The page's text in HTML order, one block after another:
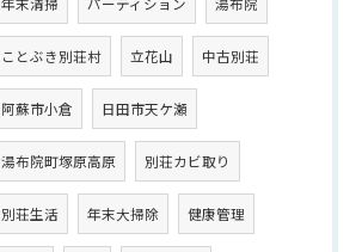
ことぶき別荘村 立花山 中古別荘
阿蘇市小倉 日田市天ケ瀬
湯布院町塚原高原 別荘カビ取り
別荘生活 年末大掃除 健康管理